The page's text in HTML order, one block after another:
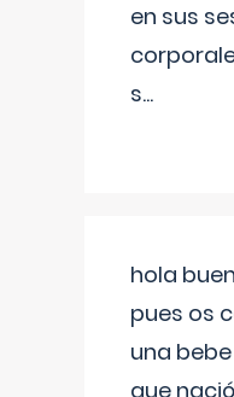
en sus
s...
hola
pues os
una
que